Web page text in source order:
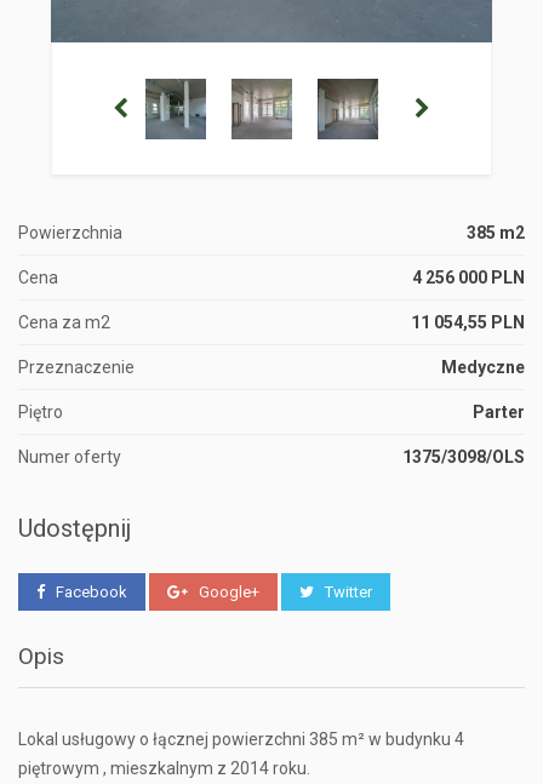
Powierzchnia 385 m2
Cena 4 256 000 PLN
Cena za m2 11 054,55 PLN
Przeznaczenie Medyczne
Piętro Parter
Numer oferty 1375/3098/OLS
Udostępnij
Facebook Google+ Twitter
Opis
Lokal usługowy o łącznej powierzchni 385 m² w budynku 4
piętrowym , mieszkalnym z 2014 roku.